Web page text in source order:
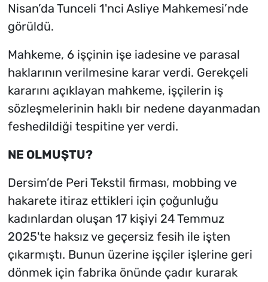
Nisan’da Tunceli 1'nci Asliye Mahkemesi’nde
görüldü.
Mahkeme, 6 işçinin işe iadesine ve parasal
haklarının verilmesine karar verdi. Gerekçeli
kararını açıklayan mahkeme, işçilerin iş
sözleşmelerinin haklı bir nedene dayanmadan
feshedildiği tespitine yer verdi.
NE OLMUŞTU?
Dersim’de Peri Tekstil firması, mobbing ve
hakarete itiraz ettikleri için çoğunluğu
kadınlardan oluşan 17 kişiyi 24 Temmuz
2025'te haksız ve geçersiz fesih ile işten
çıkarmıştı. Bunun üzerine işçiler işlerine geri
dönmek için fabrika önünde çadır kurarak